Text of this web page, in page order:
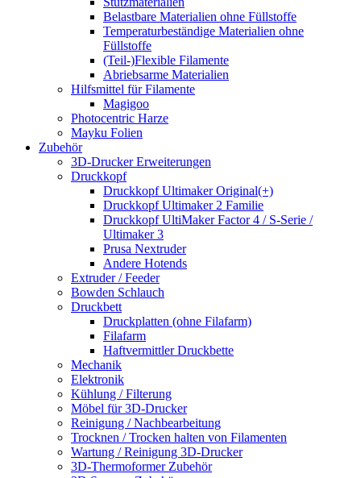
Belastbare Materialien ohne Füllstoffe
Temperaturbeständige Materialien ohne
Füllstoffe
(Teil-)Flexible Filamente
Abriebsarme Materialien
Hilfsmittel für Filamente
Magigoo
Photocentric Harze
Mayku Folien
Zubehör
3D-Drucker Erweiterungen
Druckkopf
Druckkopf Ultimaker Original(+)
Druckkopf Ultimaker 2 Familie
Druckkopf UltiMaker Factor 4 / S-Serie /
Ultimaker 3
Prusa Nextruder
Andere Hotends
Extruder / Feeder
Bowden Schlauch
Druckbett
Druckplatten (ohne Filafarm)
Filafarm
Haftvermittler Druckbette
Mechanik
Elektronik
Kühlung / Filterung
Möbel für 3D-Drucker
Reinigung / Nachbearbeitung
Trocknen / Trocken halten von Filamenten
Wartung / Reinigung 3D-Drucker
3D-Thermoformer Zubehör